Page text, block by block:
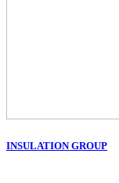
INSULATION GROUP